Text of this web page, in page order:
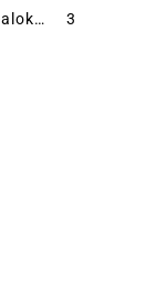
men vi
by Sijoittaja-alokas 3